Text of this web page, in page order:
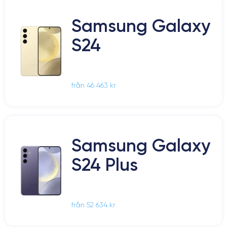
Samsung Galaxy
S24
från 46 463 kr
Samsung Galaxy
S24 Plus
från 52 634 kr